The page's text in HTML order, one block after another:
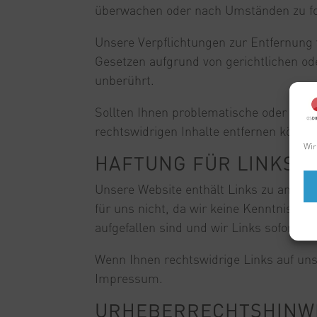
überwachen oder nach Umständen zu
Unsere Verpflichtungen zur
Gesetzen aufgrund von gerichtlichen
unberührt.
Sollten Ihnen problematische oder
rechtswidrigen Inhalte entfernen
HAFTUNG FÜR LINKS
Unsere Website enthält Links zu
für uns nicht, da wir keine Kenntnis
aufgefallen sind und wir Links sofort
Wenn Ihnen rechtswidrige Links auf
Impressum.